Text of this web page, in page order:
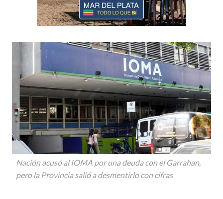
Nación acusó al IOMA por una deuda con el Garrahan,
pero la Provincia salió a desmentirlo con cifras